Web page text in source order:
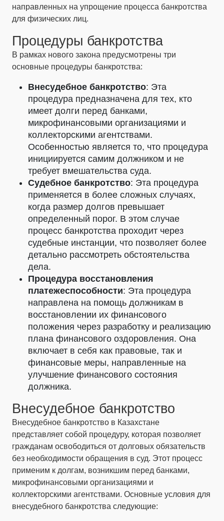
направленных на упрощение процесса банкротства
для физических лиц.
Процедуры банкротства
В рамках нового закона предусмотрены три
основные процедуры банкротства:
Внесудебное банкротство: Эта
процедура предназначена для тех, кто
имеет долги перед банками,
микрофинансовыми организациями и
коллекторскими агентствами.
Особенностью является то, что процедура
инициируется самим должником и не
требует вмешательства суда.
Судебное банкротство: Эта процедура
применяется в более сложных случаях,
когда размер долгов превышает
определенный порог. В этом случае
процесс банкротства проходит через
судебные инстанции, что позволяет более
детально рассмотреть обстоятельства
дела.
Процедура восстановления
платежеспособности: Эта процедура
направлена на помощь должникам в
восстановлении их финансового
положения через разработку и реализацию
плана финансового оздоровления. Она
включает в себя как правовые, так и
финансовые меры, направленные на
улучшение финансового состояния
должника.
Внесудебное банкротство
Внесудебное банкротство в Казахстане
представляет собой процедуру, которая позволяет
гражданам освободиться от долговых обязательств
без необходимости обращения в суд. Этот процесс
применим к долгам, возникшим перед банками,
микрофинансовыми организациями и
коллекторскими агентствами. Основные условия для
внесудебного банкротства следующие: